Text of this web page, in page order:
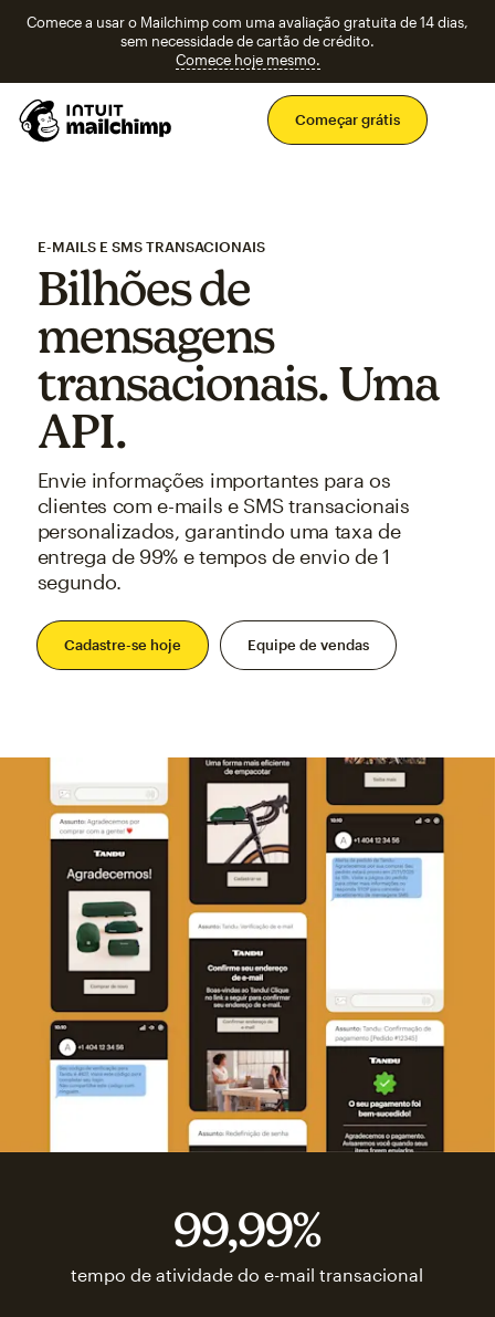
Comece a usar o Mailchimp com uma avaliação gratuita de 14 dias,
sem necessidade de cartão de crédito.
Comece hoje mesmo.
Começar grátis
E-MAILS E SMS TRANSACIONAIS
Bilhões de
mensagens
transacionais. Uma
API.
Envie informações importantes para os
clientes com e-mails e SMS transacionais
personalizados, garantindo uma taxa de
entrega de 99% e tempos de envio de 1
segundo.
Cadastre-se hoje Equipe de vendas
99,99%
tempo de atividade do e-mail transacional